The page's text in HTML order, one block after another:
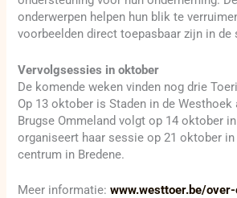
onderwerpen helpen hun blik te
voorbeelden direct toepasbaar zijn in de
Vervolgsessies in oktober
De komende weken vinden nog drie
Op 13 oktober is Staden in de Westhoek
Brugse Ommeland volgt op 14 oktober
organiseert haar sessie op 21 oktober
centrum in Bredene.
Meer informatie:www.westtoer.be/